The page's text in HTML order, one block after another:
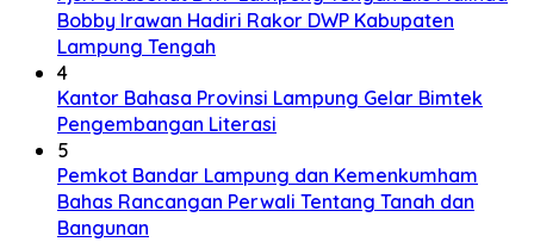
Bobby Irawan Hadiri Rakor DWP Kabupaten
Lampung Tengah
4
Kantor Bahasa Provinsi Lampung Gelar Bimtek
Pengembangan Literasi
5
Pemkot Bandar Lampung dan Kemenkumham
Bahas Rancangan Perwali Tentang Tanah dan
Bangunan